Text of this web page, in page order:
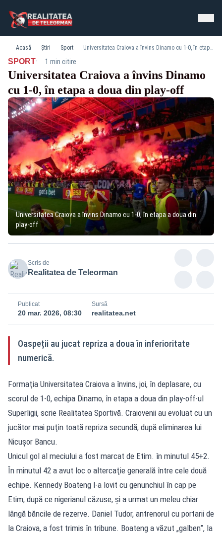
Acasă Știri Sport Universitatea Craiova a învins Dinamo cu 1-0, în etapa a doua din play-off
SPORT· 1 min citire
Universitatea Craiova a învins Dinamo
cu 1-0, în etapa a doua din play-off
Universitatea Craiova a învins Dinamo cu 1-0, în etapa a doua din
play-off
Scris de
Realitatea de Teleorman
Publicat
20 mar. 2026, 08:30
Sursă
realitatea.net
Oaspeții au jucat repriza a doua în inferioritate
numerică.
Formaţia Universitatea Craiova a învins, joi, în deplasare, cu
scorul de 1-0, echipa Dinamo, în etapa a doua din play-off-ul
Superligii, scrie Realitatea Sportivă. Craiovenii au evoluat cu un
jucător mai puţin toată repriza secundă, după eliminarea lui
Nicuşor Bancu.
Unicul gol al meciului a fost marcat de Etim. în minutul 45+2.
În minutul 42 a avut loc o altercaţie generală între cele două
echipe. Kennedy Boateng l-a lovit cu genunchiul în cap pe
Etim, după ce nigerianul căzuse, şi a urmat un meleu chiar
lângă băncile de rezerve. Daniel Tudor, antrenorul cu portarii de
la Craiova, a fost trimis în tribune. Boateng a văzut „galben”, la